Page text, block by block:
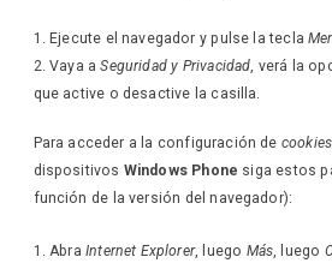
Ejecute el navegador y pulse la tecla
Vaya aSeguridad y Privacidad , verá la
que active o desactive la casilla.
Para acceder a la configuración de cookies
dispositivos Windows Phone siga estos
función de la versión del navegador):
AbraInternet Explorer, luego Más, luego